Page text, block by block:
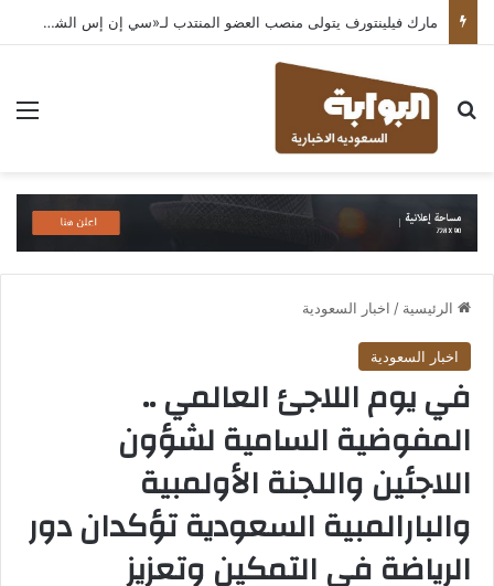
مارك فيلينتورف يتولى منصب العضو المنتدب لـ«سي إن إس الشرق الأوسط» ويشرف على شركات قطاع التكنولوجيا ضمن مجموعة غباش
بحث عن
الرئيسية / اخبار السعودية
اخبار السعودية
في يوم اللاجئ العالمي ..
المفوضية السامية لشؤون
اللاجئين واللجنة الأولمبية
والبارالمبية السعودية تؤكدان دور
الرياضة في التمكين وتعزيز